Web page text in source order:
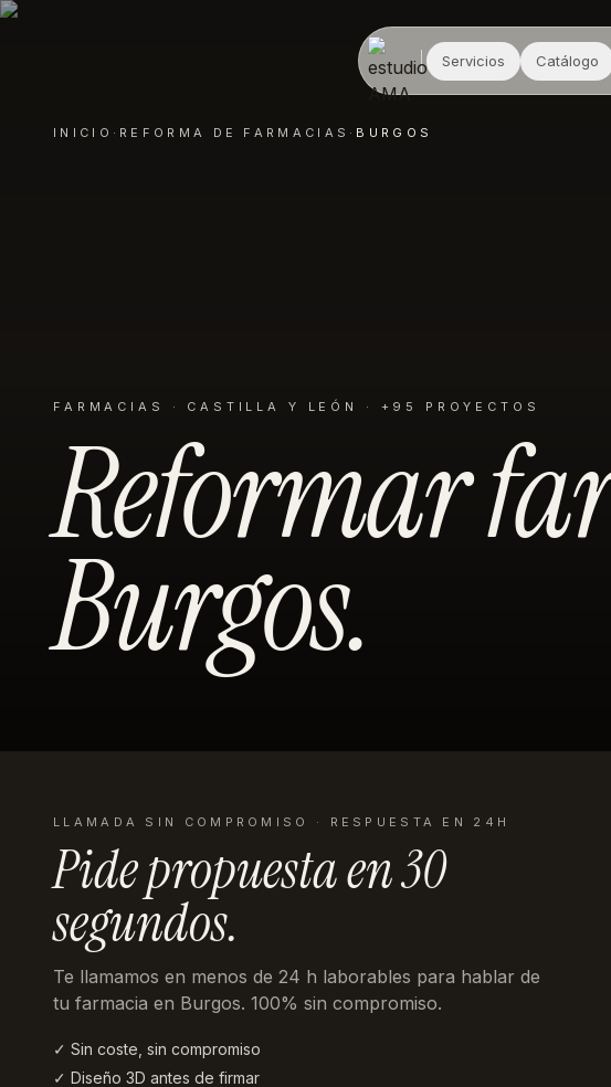
Servicios Catálogo
INICIO · REFORMA DE FARMACIAS · BURGOS
FARMACIAS · CASTILLA Y LEÓN · +95 PROYECTOS
Reformar
Burgos.
LLAMADA SIN COMPROMISO · RESPUESTA EN 24H
Pide propuesta en30
segundos.
Te llamamos en menos de 24 h laborables para hablar de
tu farmacia en Burgos. 100% sin compromiso.
✓ Sin coste, sin compromiso
✓ Diseño 3D antes de firmar